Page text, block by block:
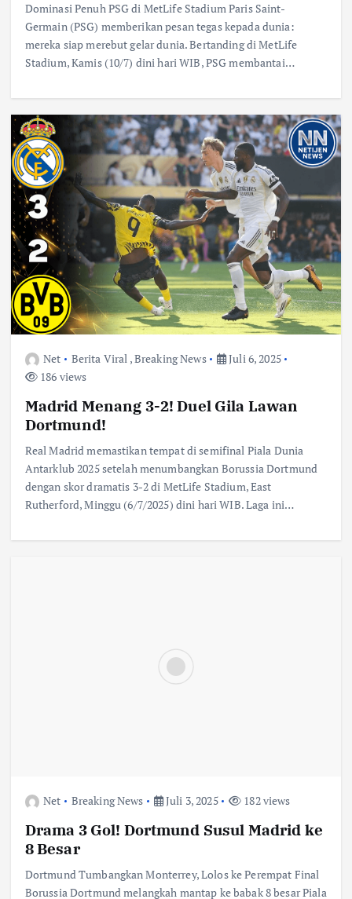
Dominasi Penuh PSG di MetLife Stadium Paris Saint-
Germain (PSG) memberikan pesan tegas kepada dunia:
mereka siap merebut gelar dunia. Bertanding di MetLife
Stadium, Kamis (10/7) dini hari WIB, PSG membantai…
Net Berita Viral ,Breaking News
Juli 6, 2025
186 views
Madrid Menang 3-2! Duel Gila Lawan
Dortmund!
Real Madrid memastikan tempat di semifinal Piala Dunia
Antarklub 2025 setelah menumbangkan Borussia Dortmund
dengan skor dramatis 3-2 di MetLife Stadium, East
Rutherford, Minggu (6/7/2025) dini hari WIB. Laga ini…
Net Breaking News Juli 3, 2025 182 views
Drama 3 Gol! Dortmund Susul Madrid ke
8 Besar
Dortmund Tumbangkan Monterrey, Lolos ke Perempat Final
Borussia Dortmund melangkah mantap ke babak 8 besar Piala